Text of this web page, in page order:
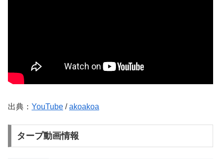
出典： YouTube /akoakoa
タープ動画情報